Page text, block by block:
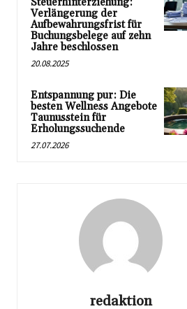
Verlängerung der
Aufbewahrungsfrist für
Buchungsbelege auf zehn
Jahre beschlossen
20.08.2025
Entspannung pur: Die
besten Wellness Angebote
Taunusstein für
Erholungssuchende
27.07.2026
redaktion